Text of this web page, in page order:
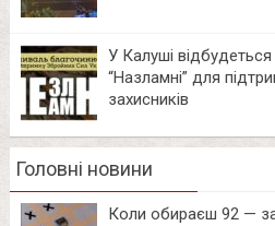
У Калуші
“Назламні” для
захисників
Головні новини
Коли обираєш 92 —